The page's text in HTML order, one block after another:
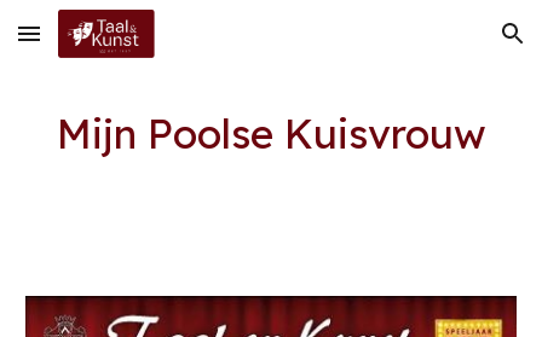
Skip to main content Skip to navigation
Mijn Poolse Kuisvrouw